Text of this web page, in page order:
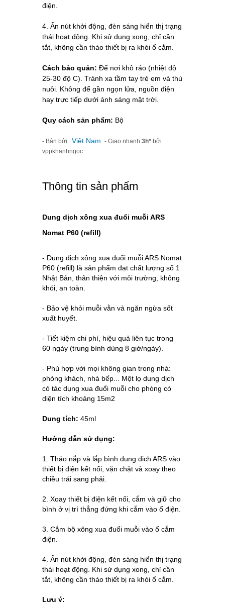
điện.
4. Ấn nút khởi động, đèn sáng hiển thị trạng
thái hoạt động. Khi sử dụng xong, chỉ cần
tắt, không cần tháo thiết bị ra khỏi ổ cắm.
Cách bảo quản: Để nơi khô ráo (nhiệt độ
25-30 độ C). Tránh xa tầm tay trẻ em và thú
nuôi. Không để gần ngọn lửa, nguồn điện
hay trực tiếp dưới ánh sáng mặt trời.
Quy cách sản phẩm: Bộ
- Bán bởi Việt Nam - Giao nhanh 3h* bởi
vppkhanhngoc
Thông tin sản phẩm
Dung dịch xông xua đuổi muỗi ARS
Nomat P60 (refill)
- Dung dịch xông xua đuổi muỗi ARS Nomat
P60 (refill) là sản phẩm đạt chất lượng số 1
Nhật Bản, thân thiện với môi trường, không
khói, an toàn.
- Bảo vệ khỏi muỗi vằn và ngăn ngừa sốt
xuất huyết.
- Tiết kiệm chi phí, hiệu quả liên tục trong
60 ngày (trung bình dùng 8 giờ/ngày).
- Phù hợp với mọi không gian trong nhà:
phòng khách, nhà bếp... Một lọ dung dịch
có tác dụng xua đuổi muỗi cho phòng có
diện tích khoảng 15m2
Dung tích: 45ml
Hướng dẫn sử dụng:
1. Tháo nắp và lắp bình dung dịch ARS vào
thiết bị điện kết nối, vặn chặt và xoay theo
chiều trái sang phải.
2. Xoay thiết bị điện kết nối, cắm và giữ cho
bình ở vị trí thẳng đứng khi cắm vào ổ điện.
3. Cắm bộ xông xua đuổi muỗi vào ổ cắm
điện.
4. Ấn nút khởi động, đèn sáng hiển thị trạng
thái hoạt động. Khi sử dụng xong, chỉ cần
tắt, không cần tháo thiết bị ra khỏi ổ cắm.
Lưu ý: